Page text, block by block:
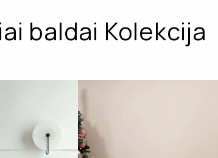
baldai Kolekcija